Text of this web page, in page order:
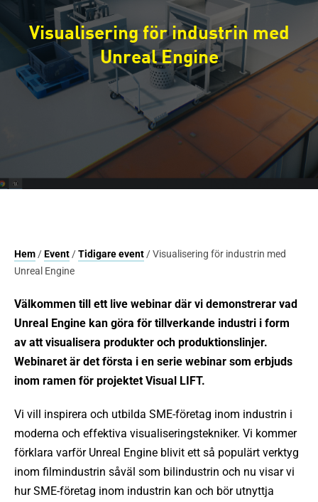
Visualisering för industrin med
Unreal Engine
Hem/Event/Tidigare event/ Visualisering för industrin med
Unreal Engine
Välkommen till ett live webinar där vi demonstrerar vad
Unreal Engine kan göra för tillverkande industri i form
av att visualisera produkter och produktionslinjer.
Webinaret är det första i en serie webinar som erbjuds
inom ramen för projektet Visual LIFT.
Vi vill inspirera och utbilda SME-företag inom industrin i
moderna och effektiva visualiseringstekniker. Vi kommer
förklara varför Unreal Engine blivit ett så populärt verktyg
inom filmindustrin såväl som bilindustrin och nu visar vi
hur SME-företag inom industrin kan och bör utnyttja